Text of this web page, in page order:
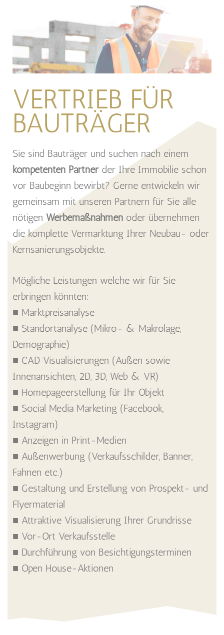
VERTRIEB FÜR
BAUTRÄGER
Sie sind Bauträger und suchen nach einem
kompetenten Partnerder Ihre Immobilie schon
vor Baubeginn bewirbt? Gerne entwickeln wir
gemeinsam mit unseren Partnern für Sie alle
nötigen Werbemaßnahmen oder übernehmen
die komplette Vermarktung Ihrer Neubau- oder
Kernsanierungsobjekte.
Mögliche Leistungen welche wir für Sie
erbringen könnten:
■ Marktpreisanalyse
■ Standortanalyse (Mikro- & Makrolage,
Demographie)
■ CAD Visualisierungen (Außen sowie
Innenansichten, 2D, 3D, Web & VR)
■ Homepageerstellung für Ihr Objekt
■ Social Media Marketing (Facebook,
Instagram)
■ Anzeigen in Print-Medien
■ Außenwerbung (Verkaufsschilder, Banner,
Fahnen etc.)
■ Gestaltung und Erstellung von Prospekt- und
Flyermaterial
■ Attraktive Visualisierung Ihrer Grundrisse
■ Vor-Ort Verkaufsstelle
■ Durchführung von Besichtigungsterminen
■ Open House-Aktionen